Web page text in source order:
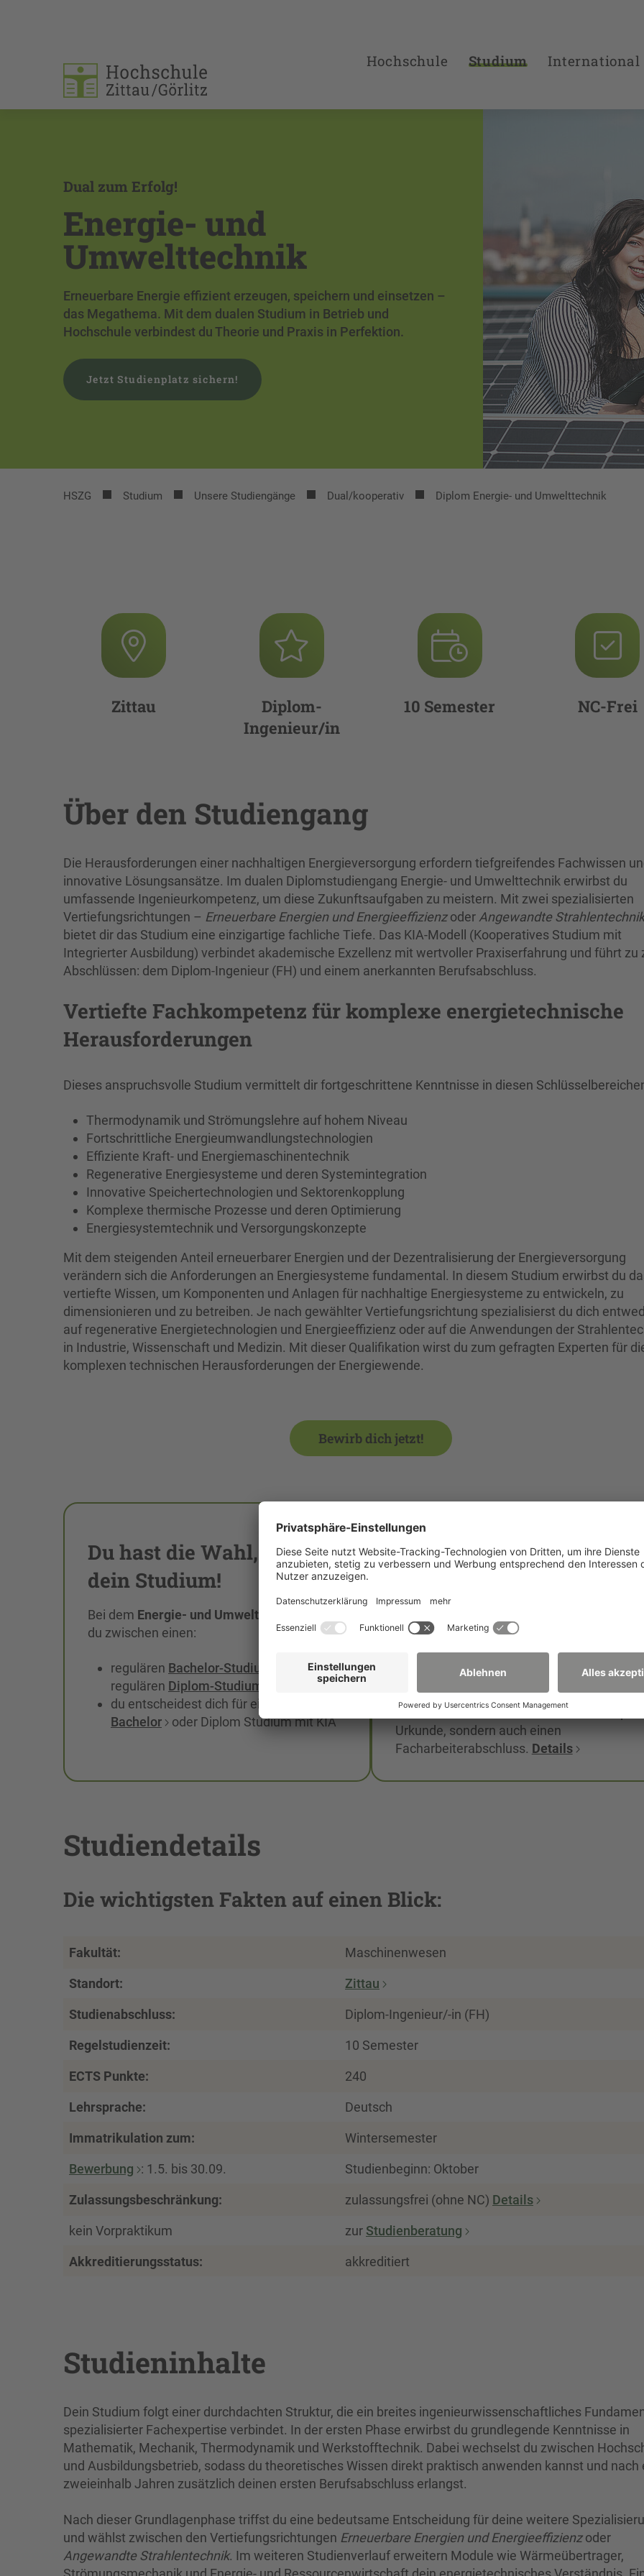
Hochschule Studium International
Dual zum Erfolg!
Energie- und
Umwelttechnik
Erneuerbare Energie effizient erzeugen, speichern und einsetzen –
das Megathema. Mit dem dualen Studium in Betrieb und
Hochschule verbindest du Theorie und Praxis in Perfektion.
Jetzt Studienplatz sichern!
HSZG Studium Unsere Studiengänge Dual/kooperativ Diplom Energie- und Umwelttechnik
Zittau
Diplom-
Ingenieur/in
10 Semester NC-Frei
Über den Studiengang
Die Herausforderungen einer nachhaltigen Energieversorgung erfordern tiefgreifendes Fachwissen
innovative Lösungsansätze. Im dualen Diplomstudiengang Energie- und Umwelttechnik erwirbst du
umfassende Ingenieurkompetenz, um diese Zukunftsaufgaben zu meistern. Mit zwei spezialisierten
Vertiefungsrichtungen – Erneuerbare Energien und Energieeffizienzoder Angewandte Strahlentechnik
bietet dir das Studium eine einzigartige fachliche Tiefe. Das KIA-Modell (Kooperatives Studium mit
Integrierter Ausbildung) verbindet akademische Exzellenz mit wertvoller Praxiserfahrung und führt zu
Abschlüssen: dem Diplom-Ingenieur (FH) und einem anerkannten Berufsabschluss.
Vertiefte Fachkompetenz für komplexe energietechnische
Herausforderungen
Dieses anspruchsvolle Studium vermittelt dir fortgeschrittene Kenntnisse in diesen
Thermodynamik und Strömungslehre auf hohem Niveau
Fortschrittliche Energieumwandlungstechnologien
Effiziente Kraft- und Energiemaschinentechnik
Regenerative Energiesysteme und deren Systemintegration
Innovative Speichertechnologien und Sektorenkopplung
Komplexe thermische Prozesse und deren Optimierung
Energiesystemtechnik und Versorgungskonzepte
Mit dem steigenden Anteil erneuerbarer Energien und der Dezentralisierung der Energieversorgung
verändern sich die Anforderungen an Energiesysteme fundamental. In diesem Studium erwirbst du
vertiefte Wissen, um Komponenten und Anlagen für nachhaltige Energiesysteme zu entwickeln, zu
dimensionieren und zu betreiben. Je nach gewählter Vertiefungsrichtung spezialisierst du dich
auf regenerative Energietechnologien und Energieeffizienz oder auf die Anwendungen der
in Industrie, Wissenschaft und Medizin. Mit dieser Qualifikation wirst du zum gefragten Experten für
komplexen technischen Herausforderungen der Energiewende.
Bewirb dich jetzt!
Du hast die Wahl, gestalte
dein Studium!
Bei dem Energie- und Umwelttechnik
du zwischen einen:
regulären Bachelor-Studium
und dem
regulären Diplom-Studium
du entscheidest dich für ein
Bachelor
oder Diplom Studium mit KIA
Was ist das KIA-Studium?
mit Integrierter Ausbildung) eignet sich das
Diplom-Studium sehr gut für zukünftige
miteinander verbinden wollen. Du erwirbst
neben theoretischen Fachkenntnissen auch
eine fachpraktische Ausbildung und
zum Ende des Studiums nicht nur die
Urkunde, sondern auch einen
Facharbeiterabschluss. Details
Studiendetails
Die wichtigsten Fakten auf einen Blick:
Fakultät: Maschinenwesen
Standort: Zittau
Studienabschluss: Diplom-Ingenieur/-in (FH)
Regelstudienzeit: 10 Semester
ECTS Punkte: 240
Lehrsprache: Deutsch
Immatrikulation zum: Wintersemester
Bewerbung : 1.5. bis 30.09. Studienbeginn: Oktober
Zulassungsbeschränkung: zulassungsfrei (ohne NC) Details
kein Vorpraktikum zur Studienberatung
Akkreditierungsstatus: akkreditiert
Studieninhalte
Dein Studium folgt einer durchdachten Struktur, die ein breites ingenieurwissenschaftliches
spezialisierter Fachexpertise verbindet. In der ersten Phase erwirbst du grundlegende Kenntnisse in
Mathematik, Mechanik, Thermodynamik und Werkstofftechnik. Dabei wechselst du zwischen
und Ausbildungsbetrieb, sodass du theoretisches Wissen direkt praktisch anwenden kannst und nach
zweieinhalb Jahren zusätzlich deinen ersten Berufsabschluss erlangst.
Nach dieser Grundlagenphase triffst du eine bedeutsame Entscheidung für deine weitere
und wählst zwischen den Vertiefungsrichtungen Erneuerbare Energien und Energieeffizienzoder
Angewandte Strahlentechnik. Im weiteren Studienverlauf erweitern Module wie Wärmeübertrager,